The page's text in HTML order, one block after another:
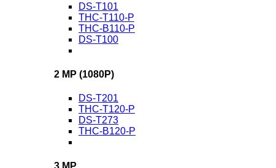
DS-T101
THC-T110-P
THC-B110-P
DS-T100
2 MP (1080P)
DS-T201
THC-T120-P
DS-T273
THC-B120-P